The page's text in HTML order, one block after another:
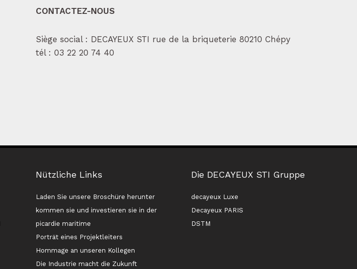
CONTACTEZ-NOUS
Siège social : DECAYEUX STI rue de la briqueterie 80210 Chépy
tél : 03 22 20 74 40
Nützliche Links
Laden Sie unsere Broschüre herunter
kommen sie und investieren sie in der
picardie maritime
Porträt eines Projektleiters
Hommage an unseren Kollegen
Die Industrie macht die Zukunft
Die DECAYEUX STI Gruppe
decayeux Luxe
Decayeux PARIS
DSTM